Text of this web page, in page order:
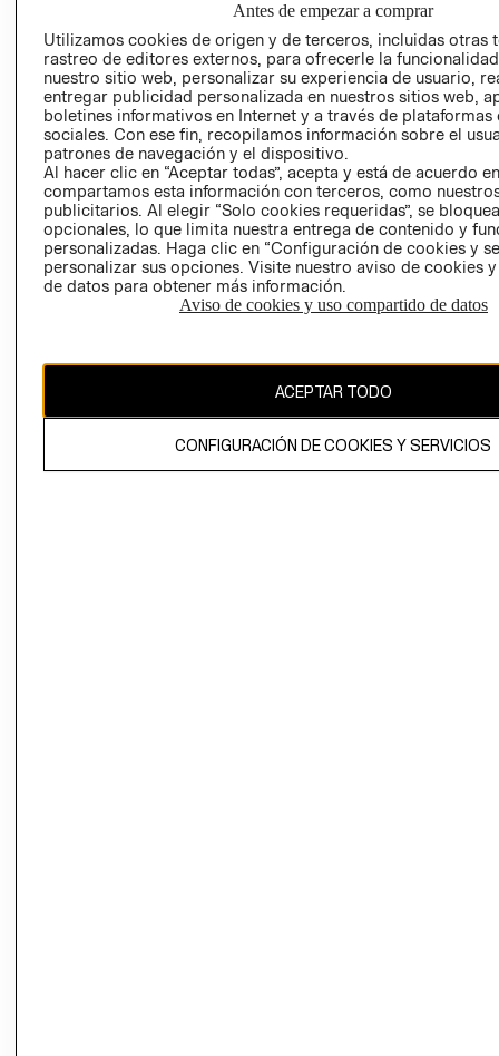
PRENSA
RELACIÓN CON
INVERSIONISTAS
POLÍTICA
EMPRESARIAL
- RETIRO EN
TIENDA
TÉRMINOS Y
CONDICIONES
PRIVACIDAD
GIFT CARD
AVISO DE
COOKIES
Uruguay ($U)
Antes de empezar a comprar
Utilizamos cookies de origen y de terceros, incluidas otras
rastreo de editores externos, para ofrecerle la
nuestro sitio web, personalizar su experiencia de usuario,
entregar publicidad personalizada en nuestros sitios web,
boletines informativos en Internet y a través de plataformas
sociales. Con ese fin, recopilamos información sobre el
patrones de navegación y el dispositivo.
Al hacer clic en “Aceptar todas”, acepta y está de acuerdo
compartamos esta información con terceros, como
publicitarios. Al elegir “Solo cookies requeridas”, se
opcionales, lo que limita nuestra entrega de contenido y
personalizadas. Haga clic en “Configuración de cookies y
personalizar sus opciones. Visite nuestro aviso de cookies
de datos para obtener más información.
Aviso de cookies y uso compartido de datos
ACEPTAR TODO
CONFIGURACIÓN DE COOKIES Y SERVICIOS